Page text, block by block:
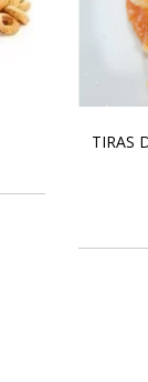
TIRAS